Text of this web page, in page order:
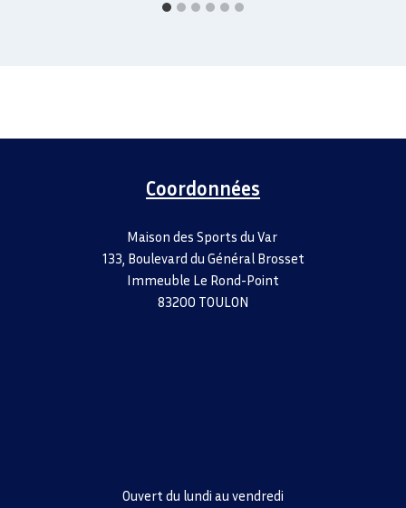
Coordonnées
Maison des Sports du Var
133, Boulevard du Général Brosset
Immeuble Le Rond-Point
83200 TOULON
Ouvert du lundi au vendredi